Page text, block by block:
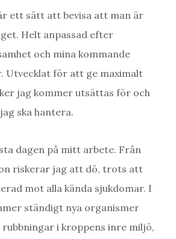
ett sätt att bevisa att man är
Helt anpassad efter
och mina kommande
Utvecklat för att ge maximalt
jag kommer utsättas för och
ska hantera.
dagen på mitt arbete. Från
riskerar jag att dö, trots att
mot alla kända sjukdomar. I
ständigt nya organismer
rubbningar i kroppens inre miljö,